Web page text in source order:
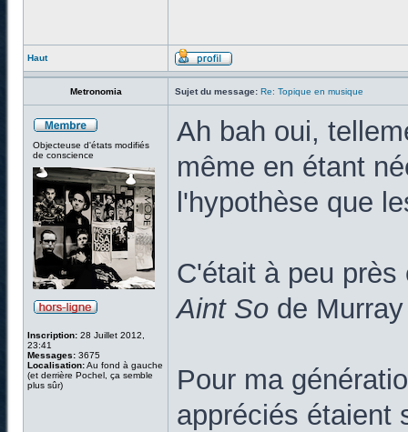
Haut
Metronomia Sujet du message: Re: Topique en musique
Objecteuse d'états modifiés
de conscience
Inscription: 28 Juillet 2012,
23:41
Messages: 3675
Localisation:Au fond à gauche
(et derrière Pochel, ça semble
plus sûr)
Ah bah oui,
même en étant
l'hypothèse que
C'était à peu
Aint So de
Pour ma
appréciés étaient